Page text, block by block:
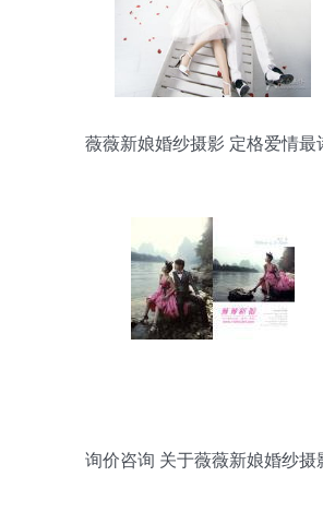
薇薇新娘婚纱摄影 定格爱情最
询价咨询 关于薇薇新娘婚纱摄